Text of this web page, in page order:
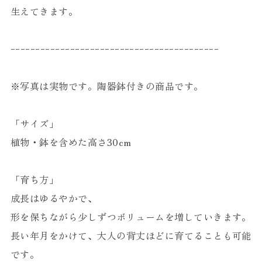
生えてきます。
ｰｰｰｰｰｰｰｰｰｰｰｰｰｰｰｰｰｰｰｰｰｰｰｰｰｰｰｰｰｰｰｰｰｰｰｰｰｰｰｰｰｰ
※写真は実物です。陶器鉢付きの商品です。
「サイズ」
植物・鉢を含めた高さ30cm
「育ち方」
成長はゆるやかで、
形を保ちながら少しずつボリュームを増していきます。
長い年月をかけて、大人の背丈ほどに育てることも可能
です。